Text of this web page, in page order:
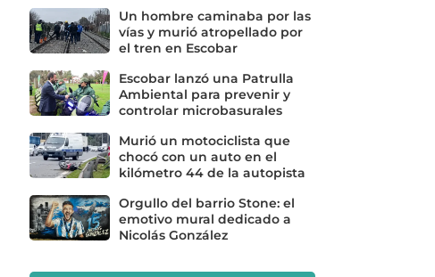
Un hombre caminaba por las
vías y murió atropellado por
el tren en Escobar
Escobar lanzó una Patrulla
Ambiental para prevenir y
controlar microbasurales
Murió un motociclista que
chocó con un auto en el
kilómetro 44 de la autopista
Orgullo del barrio Stone: el
emotivo mural dedicado a
Nicolás González